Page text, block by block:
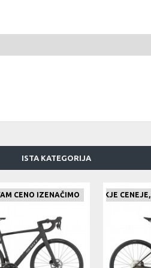
ISTA KATEGORIJA
CENO IZENAČIMO
ČE NAJDETE IZDELEK KJE